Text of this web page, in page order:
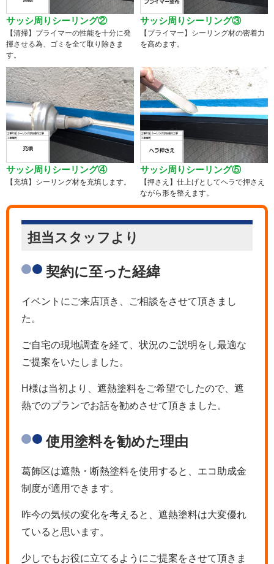
サッシ周りシーリング②
【清掃】プライマーの性能を十分に発
揮させる為、ゴミを全て取り除きま
す。
サッシ周りシーリング③
【プライマー】シーリング材の密着力
を高めます。
サッシ周りシーリング④
【充填】シーリング材を充填します。
サッシ周りシーリング⑤
【押さえ】仕上げとしてヘラで押さえ
ながら形を整えます。
担当スタッフより
契約に至った経緯
イベントにご来店頂き、ご相談をさせて頂きまし
た。
ご自宅の現地調査を経て、状況のご説明をし最適な
ご提案をいたしました。
H様は当初より、遮熱塗料をご希望でしたので、遮
熱でのプランでお話を勧めさせて頂きました。
使用塗料を勧めた理由
葛飾区は遮熱・断熱塗料を使用すると、エコ助成金
制度が適用できます。
昨今の気候の変化を考えると、遮熱塗料は大変優れ
ていると思います。
少しでもお役に立てるようにご提案をさせて頂きま